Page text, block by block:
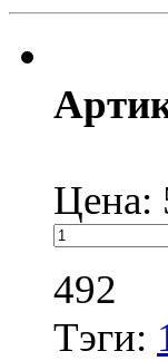
Цена:
492
Тэги: